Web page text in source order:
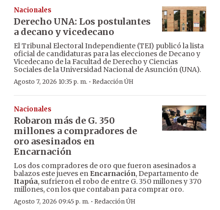
Nacionales
Derecho UNA: Los postulantes
a decano y vicedecano
El Tribunal Electoral Independiente (TEI) publicó la lista
oficial de candidaturas para las elecciones de Decano y
Vicedecano de la Facultad de Derecho y Ciencias
Sociales de la Universidad Nacional de Asunción (UNA).
Agosto 7, 2026 10:35 p. m. · Redacción ÚH
Nacionales
Robaron más de G. 350
millones a compradores de
oro asesinados en
Encarnación
Los dos compradores de oro que fueron asesinados a
balazos este jueves en Encarnación, Departamento de
Itapúa, sufrieron el robo de entre G. 350 millones y 370
millones, con los que contaban para comprar oro.
Agosto 7, 2026 09:45 p. m. · Redacción ÚH